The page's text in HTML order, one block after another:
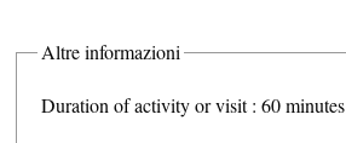
Altre informazioni
Duration of activity or visit : 60 minutes